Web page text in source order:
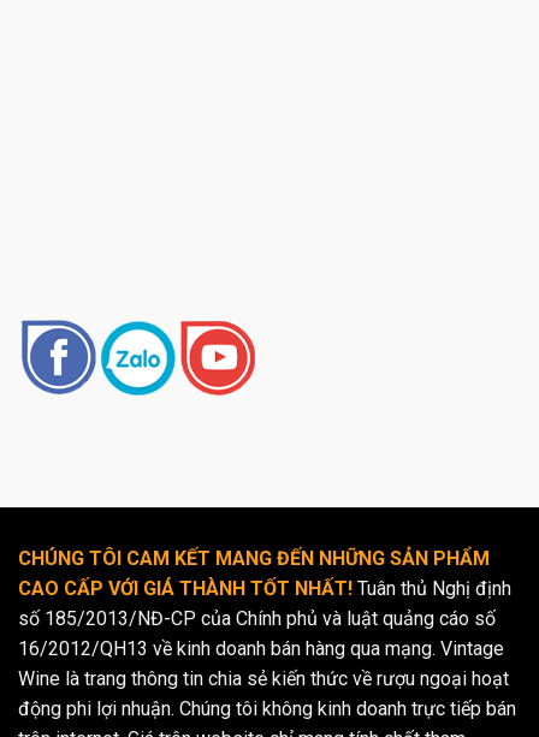
CHÚNG TÔI CAM KẾT MANG ĐẾN NHỮNG SẢN PHẨM
CAO CẤP VỚI GIÁ THÀNH TỐT NHẤT! Tuân thủ Nghị định
số 185/2013/NĐ-CP của Chính phủ và luật quảng cáo số
16/2012/QH13 về kinh doanh bán hàng qua mạng. Vintage
Wine là trang thông tin chia sẻ kiến thức về rượu ngoại hoạt
động phi lợi nhuận. Chúng tôi không kinh doanh trực tiếp bán